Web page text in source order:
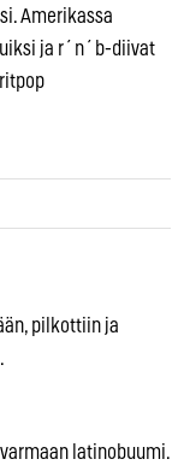
Amerikassa
ja r´n´b-diivat
pilkottiin ja
latinobuumi.